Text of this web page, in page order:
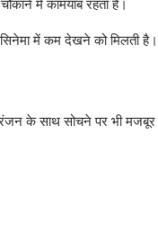
में कामयाब रहता है।
में कम देखने को मिलती है।
के साथ सोचने पर भी